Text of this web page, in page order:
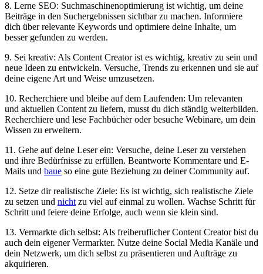
8. Lerne SEO: Suchmaschinenoptimierung ist wichtig,‌ um deine
Beiträge in den Suchergebnissen ⁢sichtbar zu machen. Informiere
⁤dich über ⁢relevante Keywords und optimiere deine Inhalte, um
besser gefunden zu werden.
9. Sei ​kreativ: Als Content Creator ist es wichtig, ‌kreativ zu sein und
neue Ideen zu entwickeln. Versuche, Trends zu erkennen und sie auf
deine eigene Art und Weise umzusetzen.
10. Recherchiere und bleibe auf dem Laufenden: Um relevanten‍
und aktuellen Content zu liefern,⁤ musst du dich ​ständig weiterbilden.
Recherchiere⁢ und lese Fachbücher oder besuche Webinare, um dein
Wissen zu erweitern.
11. Gehe auf deine Leser ein: Versuche, deine Leser zu verstehen
und ihre Bedürfnisse zu erfüllen. Beantworte ​Kommentare und E-
Mails⁣ und baue so eine gute Beziehung zu deiner Community auf.
12. Setze dir realistische Ziele: Es ist wichtig, sich realistische Ziele
zu setzen und nicht zu viel auf einmal zu wollen. Wachse⁢ Schritt für
Schritt und feiere ​deine ⁣Erfolge, auch wenn sie klein sind.
13. Vermarkte dich selbst: Als freiberuflicher Content Creator bist du
auch dein eigener Vermarkter. Nutze deine Social Media Kanäle und
dein Netzwerk, ⁤um dich selbst zu präsentieren und Aufträge zu
akquirieren.